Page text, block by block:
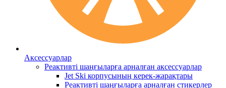
Аксессуарлар
Реактивті шаңғыларға арналған аксессуарлар
Jet Ski корпусының керек-жарақтары
Реактивті шаңғыларға арналған стикерлер